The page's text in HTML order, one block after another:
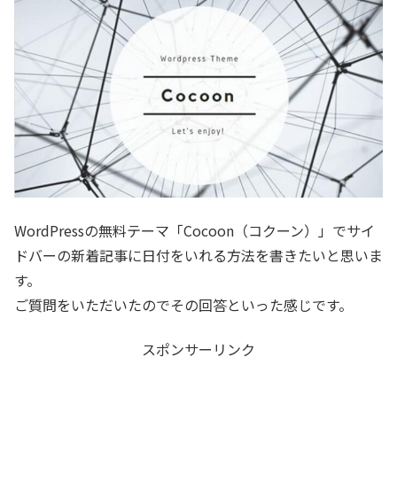
WordPressの無料テーマ「Cocoon（コクーン）」でサイ
ドバーの新着記事に日付をいれる方法を書きたいと思いま
す。
ご質問をいただいたのでその回答といった感じです。
スポンサーリンク